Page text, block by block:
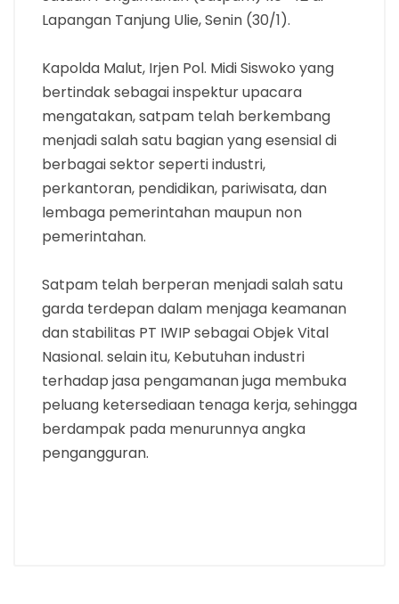
Lapangan Tanjung Ulie, Senin (30/1).
Kapolda Malut, Irjen Pol. Midi Siswoko yang
bertindak sebagai inspektur upacara
mengatakan, satpam telah berkembang
menjadi salah satu bagian yang esensial di
berbagai sektor seperti industri,
perkantoran, pendidikan, pariwisata, dan
lembaga pemerintahan maupun non
pemerintahan.
Satpam telah berperan menjadi salah satu
garda terdepan dalam menjaga keamanan
dan stabilitas PT IWIP sebagai Objek Vital
Nasional. selain itu, Kebutuhan industri
terhadap jasa pengamanan juga membuka
peluang ketersediaan tenaga kerja, sehingga
berdampak pada menurunnya angka
pengangguran.